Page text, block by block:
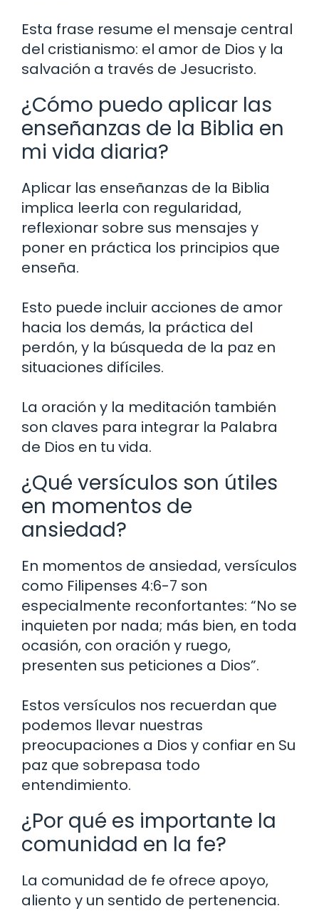
Esta frase resume el mensaje central
del cristianismo: el amor de Dios y la
salvación a través de Jesucristo.
¿Cómo puedo aplicar las
enseñanzas de la Biblia en
mi vida diaria?
Aplicar las enseñanzas de la Biblia
implica leerla con regularidad,
reflexionar sobre sus mensajes y
poner en práctica los principios que
enseña.
Esto puede incluir acciones de amor
hacia los demás, la práctica del
perdón, y la búsqueda de la paz en
situaciones difíciles.
La oración y la meditación también
son claves para integrar la Palabra
de Dios en tu vida.
¿Qué versículos son útiles
en momentos de
ansiedad?
En momentos de ansiedad, versículos
como Filipenses 4:6-7 son
especialmente reconfortantes: “No se
inquieten por nada; más bien, en toda
ocasión, con oración y ruego,
presenten sus peticiones a Dios”.
Estos versículos nos recuerdan que
podemos llevar nuestras
preocupaciones a Dios y confiar en Su
paz que sobrepasa todo
entendimiento.
¿Por qué es importante la
comunidad en la fe?
La comunidad de fe ofrece apoyo,
aliento y un sentido de pertenencia.